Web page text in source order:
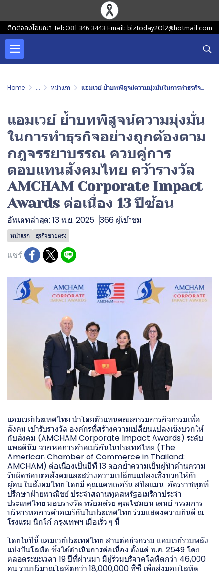
ติดต่อลงโฆษณา Tel: 081 346 3443 Email: biztoday2012@hotmail.com
Home ... หน้าแรก แอมเวย์ ย้ำบทพิสูจน์ความมุ่งมั่นในการทำธุรกิจอย่างถูกต้องตามกฎจรรยาบรรณ ควบคู่การตอบแทนสังคมไทย คว้ารางวัล AMCHAM Corporate Impact Awards ต่อเนื่อง 13 ปีซ้อน
แอมเวย์ ย้ำบทพิสูจน์ความมุ่งมั่น
ในการทำธุรกิจอย่างถูกต้องตาม
กฎจรรยาบรรณ ควบคู่การ
ตอบแทนสังคมไทย คว้ารางวัล
AMCHAM Corporate Impact
Awards ต่อเนื่อง 13 ปีซ้อน
อัพเดทล่าสุด: 13 พ.ย. 2025 366 ผู้เข้าชม
หน้าแรก ธุรกิจขายตรง
แชร์
แอมเวย์ประเทศไทย นำโดยตัวแทนคณะกรรมการกิจกรรมเพื่อ
สังคม เข้ารับรางวัล องค์กรที่สร้างความเปลี่ยนแปลงเชิงบวกให้
กับสังคม (AMCHAM Corporate Impact Awards) ระดับ
แพลตินัม จากหอการค้าอเมริกันในประเทศไทย (The
American Chamber of Commerce in Thailand:
AMCHAM) ต่อเนื่องเป็นปีที่ 13 ตอกย้ำความเป็นผู้นำด้านความ
รับผิดชอบต่อสังคมและสร้างความเปลี่ยนแปลงเชิงบวกให้กับ
ผู้คน ในสังคมไทย โดยมี คุณแคทเธอรีน สปิลแมน อัครราชทูตที่
ปรึกษาฝ่ายพาณิชย์ ประจำสถานทูตสหรัฐอเมริกาประจำ
ประเทศไทย มอบรางวัล พร้อมด้วย คุณไซมอน เดนย์ กรรมการ
บริหารหอการค้าอเมริกันในประเทศไทย ร่วมแสดงความยินดี ณ
โรงแรม นิกโก้ กรุงเทพฯ เมื่อเร็ว ๆ นี้
โดยในปีนี้ แอมเวย์ประเทศไทย สานต่อกิจกรรม แอมเวย์รวมพลัง
แบ่งปันโลหิต ซึ่งได้ดำเนินการต่อเนื่อง ตั้งแต่ พ.ศ. 2549 โดย
ตลอดระยะเวลา 19 ปีที่ผ่านมา มีผู้ร่วมบริจาคโลหิตกว่า 46,000
คน รวมปริมาณโลหิตกว่า 18,000,000 ซีซี เพื่อส่งมอบโลหิต